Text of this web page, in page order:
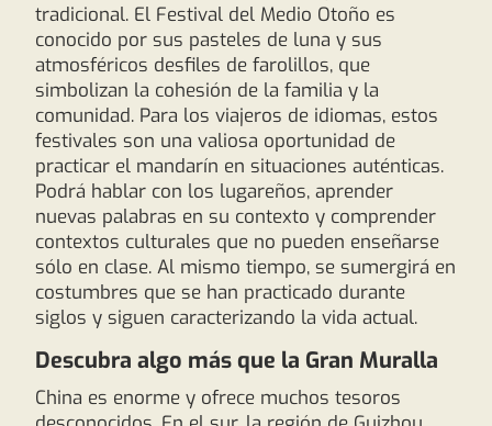
tradicional. El Festival del Medio Otoño es
conocido por sus pasteles de luna y sus
atmosféricos desfiles de farolillos, que
simbolizan la cohesión de la familia y la
comunidad. Para los viajeros de idiomas, estos
festivales son una valiosa oportunidad de
practicar el mandarín en situaciones auténticas.
Podrá hablar con los lugareños, aprender
nuevas palabras en su contexto y comprender
contextos culturales que no pueden enseñarse
sólo en clase. Al mismo tiempo, se sumergirá en
costumbres que se han practicado durante
siglos y siguen caracterizando la vida actual.
Descubra algo más que la Gran Muralla
China es enorme y ofrece muchos tesoros